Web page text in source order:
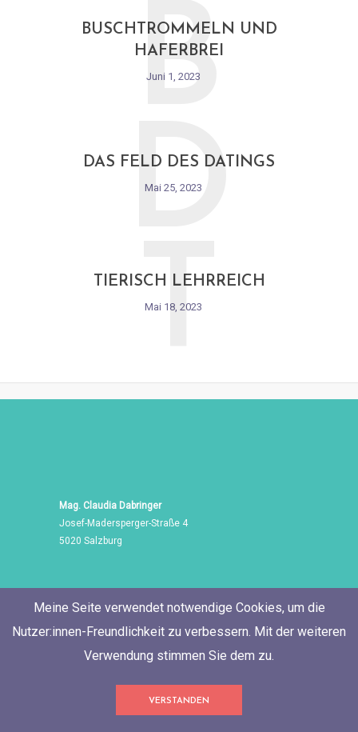
BUSCHTROMMELN UND
HAFERBREI
Juni 1, 2023
B
DAS FELD DES DATINGS
Mai 25, 2023
D
TIERISCH LEHRREICH
Mai 18, 2023
T
Mag. Claudia Dabringer
Josef-Madersperger-Straße 4
5020 Salzburg
Tel./Fax: +43 662 455 471
Mobil: +43 676 60 514 06
Meine Seite verwendet notwendige Cookies, um die
Nutzer:innen-Freundlichkeit zu verbessern. Mit der weiteren
Verwendung stimmen Sie dem zu.
VERSTANDEN